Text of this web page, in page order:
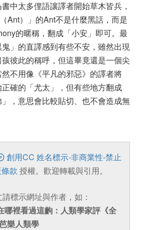
中太多俚語讓譯者開始草木皆兵，
Ant）」的Ant不是什麼黑話，而是
的暱稱，翻成「小安」即可。最
」的直譯感到有些不安，雖然出現
彼此的稱呼，但這畢竟還是一個尖
不用像《平凡的邪惡》的譯者將
正確的「尤太」，但有些地方翻成
」，意思會比較貼切、也不會造成無
創用CC 姓名標示-非商業性-禁止
款 授權。歡迎轉載與引用。
標示網址與作者，如：
哪裡看過這齣：人類學家評《全
樂人類學